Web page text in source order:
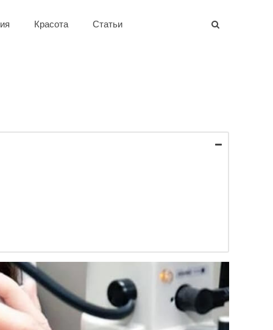
Красота Статьи